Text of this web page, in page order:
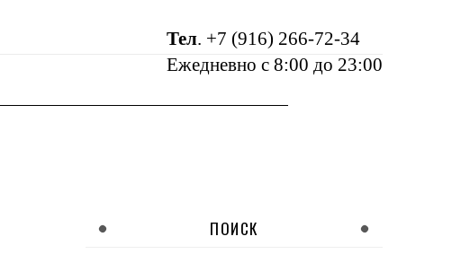
Тел. +7 (916) 266-72-34
Ежедневно с 8:00 до 23:00
ПОИСК